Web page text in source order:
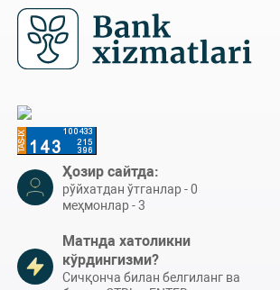
Ҳозир сайтда:
рўйхатдан ўтганлар - 0
меҳмонлар - 3
Матнда хатоликни
кўрдингизми?
Сичқонча билан белгиланг ва